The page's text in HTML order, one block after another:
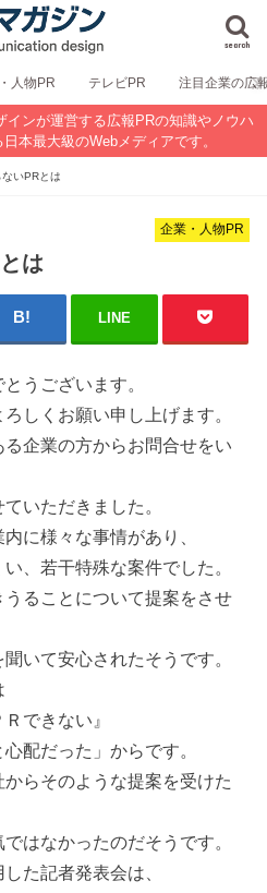
search
人物PR テレビPR 注目企業の広
インが運営する広報PRの知識やノウハ
本最大級のWebメディアです。
いPRとは
企業・人物PR
は
LINE
うございます。
しくお願い申し上げます。
企業の方からお問合せをい
いただきました。
に様々な事情があり、
、若干特殊な案件でした。
ることについて提案をさせ
いて安心されたそうです。
できない』
配だった」からです。
らそのような提案を受けた
はなかったのだそうです。
た記者発表会は、